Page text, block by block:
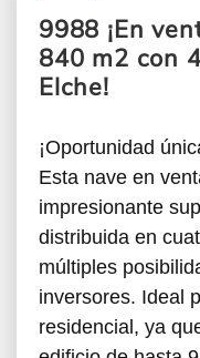
9988 ¡En
840 m2 con
Elche!
¡Oportunidad
Esta nave en
impresionante
distribuida en
múltiples
inversores. Ideal
residencial, ya